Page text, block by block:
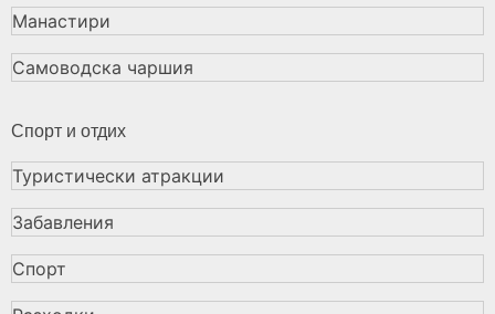
Манастири
Самоводска чаршия
Спорт и отдих
Туристически атракции
Забавления
Спорт